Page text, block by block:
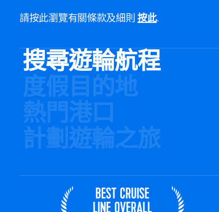
請按此瀏覽有關條款及細則按此.
搜尋遊輪航程
度假目的地
熱門港口
計劃遊輪之旅